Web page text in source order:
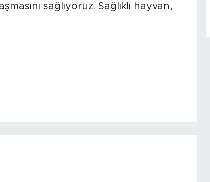
sağlıyoruz. Sağlıklı hayvan,